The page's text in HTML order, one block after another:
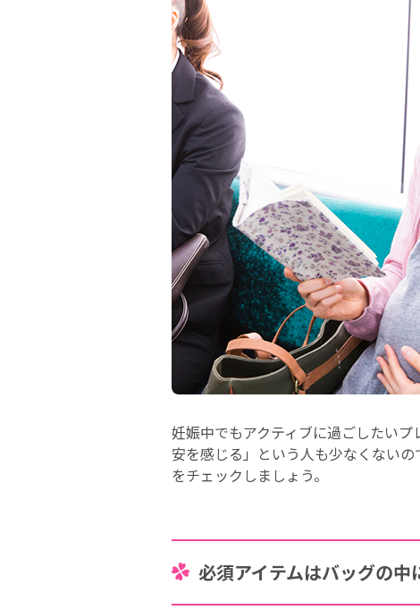
妊娠中でもアクティブに過ごしたい
安を感じる」という人も少なくない
をチェックしましょう。
必須アイテムはバッグの中